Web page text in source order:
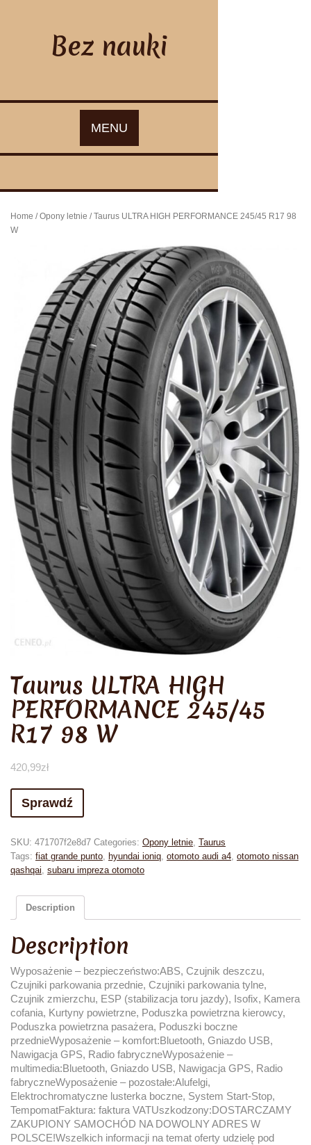
Bez nauki
MENU
Home /Opony letnie / Taurus ULTRA HIGH PERFORMANCE 245/45 R17 98
W
Taurus ULTRA HIGH
PERFORMANCE 245/45
R17 98 W
420,99zł
Sprawdź
SKU: 471707f2e8d7 Categories: Opony letnie, Taurus
Tags: fiat grande punto, hyundai ioniq, otomoto audi a4, otomoto nissan
qashqai, subaru impreza otomoto
Description
Description
Wyposażenie – bezpieczeństwo:ABS, Czujnik deszczu,
Czujniki parkowania przednie, Czujniki parkowania tylne,
Czujnik zmierzchu, ESP (stabilizacja toru jazdy), Isofix, Kamera
cofania, Kurtyny powietrzne, Poduszka powietrzna kierowcy,
Poduszka powietrzna pasażera, Poduszki boczne
przednieWyposażenie – komfort:Bluetooth, Gniazdo USB,
Nawigacja GPS, Radio fabryczneWyposażenie –
multimedia:Bluetooth, Gniazdo USB, Nawigacja GPS, Radio
fabryczneWyposażenie – pozostałe:Alufelgi,
Elektrochromatyczne lusterka boczne, System Start-Stop,
TempomatFaktura: faktura VATUszkodzony:DOSTARCZAMY
ZAKUPIONY SAMOCHÓD NA DOWOLNY ADRES W
POLSCE!Wszelkich informacji na temat oferty udzielę pod